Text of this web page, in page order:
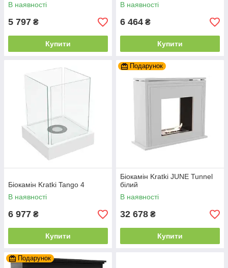
В наявності
5 797 ₴
Купити
В наявності
6 464 ₴
Купити
Біокамін Kratki Tango 4
В наявності
6 977 ₴
Купити
Подарунок
Біокамін Kratki JUNE Tunnel
білий
В наявності
32 678 ₴
Купити
Подарунок